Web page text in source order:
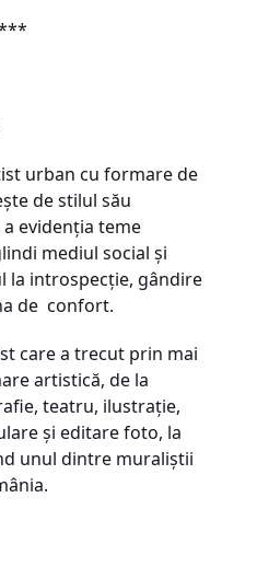
urban cu formare de
de stilul său
evidenția teme
mediul social și
la introspecție, gândire
de confort.
care a trecut prin mai
artistică, de la
teatru, ilustrație,
și editare foto, la
unul dintre muraliștii